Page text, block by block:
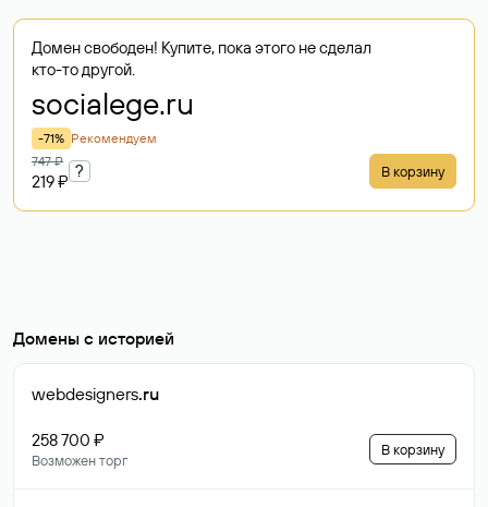
Домен свободен! Купите, пока этого не сделал
кто-то другой.
socialege.ru
-71% Рекомендуем
747 ₽
219 ₽
? В корзину
Домены с историей
webdesigners.ru
258 700 ₽
Возможен торг
В корзину